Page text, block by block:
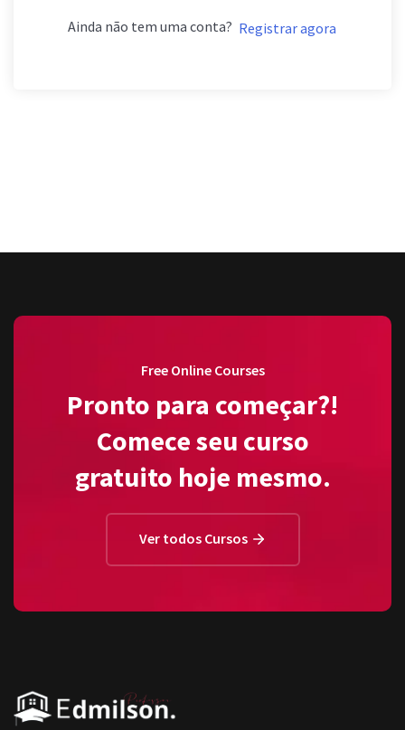
Ainda não tem uma conta? Registrar agora
Free Online Courses
Pronto para começar?!
Comece seu curso
gratuito hoje mesmo.
Ver todos Cursos